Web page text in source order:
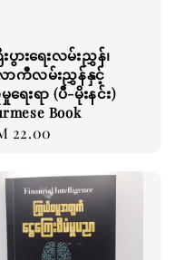
းပွားရေးလမ်းညွှန်၊
ာကီလမ်းညွှန်နှင့်
ေးရာ (ပီ-မိုးနင်း)
Book
22.00